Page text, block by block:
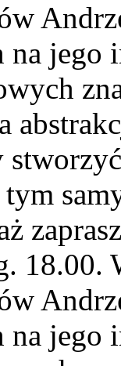
na
18.00.
na